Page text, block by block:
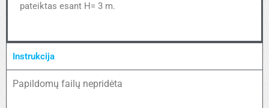
pateiktas esant H= 3 m.
Instrukcija
Papildomų failų nepridėta